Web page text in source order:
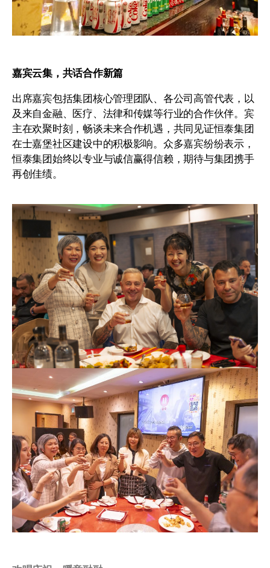
嘉宾云集，共话合作新篇
出席嘉宾包括集团核心管理团队、各公司高管代表，以
及来自金融、医疗、法律和传媒等行业的合作伙伴。宾
主在欢聚时刻，畅谈未来合作机遇，共同见证恒泰集团
在士嘉堡社区建设中的积极影响。众多嘉宾纷纷表示，
恒泰集团始终以专业与诚信赢得信赖，期待与集团携手
再创佳绩。